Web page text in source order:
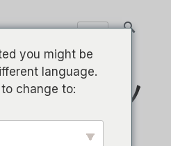
ーズ - ソ
you might be
language.
change to: